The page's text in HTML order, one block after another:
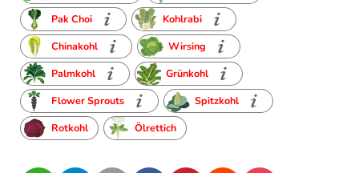
Pak Choi
Kohlrabi
Chinakohl
Wirsing
Palmkohl
Grünkohl
Flower Sprouts
Spitzkohl
Rotkohl
Ölrettich